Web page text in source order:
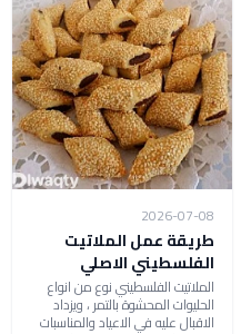
2026-07-08
طريقة عمل الملاتيت
الفلسطيني الاصلي
الملاتيت الفلسطيني نوع من انواع
الحليوات المحشوة بالتمر ، ويزداد
الاقبال عليه في الاعياد والمناسبات